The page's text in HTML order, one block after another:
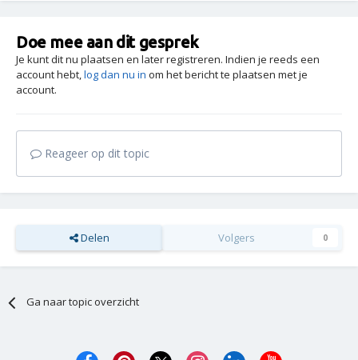
Doe mee aan dit gesprek
Je kunt dit nu plaatsen en later registreren. Indien je reeds een
account hebt,log dan nu in om het bericht te plaatsen met je
account.
Reageer op dit topic
Delen Volgers 0
Ga naar topic overzicht